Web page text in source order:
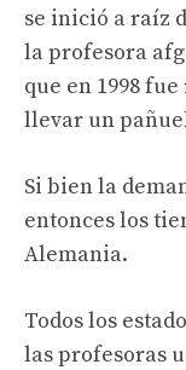
se inició a raíz
la profesora
que en 1998
llevar un
Si bien la
entonces los
Alemania.
Todos los
las profesoras